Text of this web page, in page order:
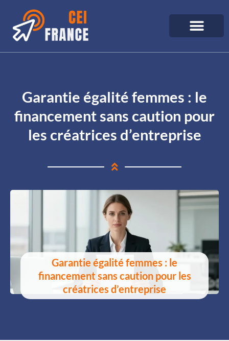
Garantie égalité femmes : le
financement sans caution pour
les créatrices d’entreprise
Garantie égalité femmes : le
financement sans caution pour les
créatrices d’entreprise